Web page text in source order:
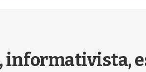
informativista,